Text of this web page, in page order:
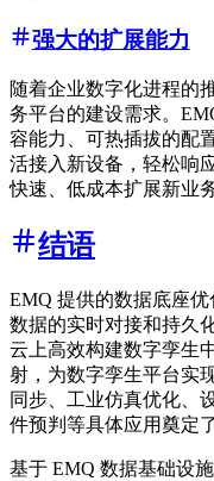
强大的扩展能力
随着企业数字化进程的
务平台的建设需求。
容能力、可热插拔的配
活接入新设备，轻松响
快速、低成本扩展新业务
结语
EMQ 提供的数据底座
数据的实时对接和持久
云上高效构建数字孪生
射，为数字孪生平台实
同步、工业仿真优化、
件预判等具体应用奠定
基于 EMQ 数据基础设